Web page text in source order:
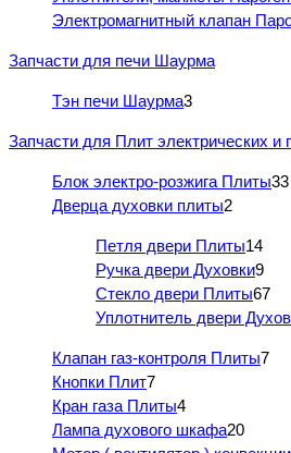
Электромагнитный клапан
Запчасти для печи Шаурма
Тэн печи Шаурма3
Запчасти для Плит электрических и
Блок электро-розжига Плиты33
Дверца духовки плиты2
Петля двери Плиты14
Ручка двери Духовки9
Стекло двери Плиты67
Уплотнитель двери
Клапан газ-контроля Плиты7
Кнопки Плит7
Кран газа Плиты4
Лампа духового шкафа20